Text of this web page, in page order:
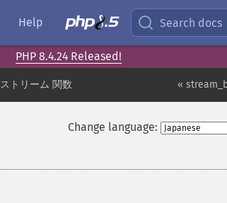
Help Search docs
PHP 8.4.24 Released!
«
ストリーム 関数
Change language: